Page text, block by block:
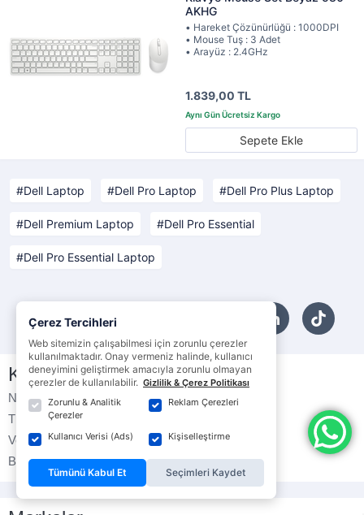
AKHG
• Hareket Çözünürlüğü : 1000DPI
• Mouse Tuş : 3 Adet
• Arayüz : 2.4GHz
1.839,00 TL
Sepete Ekle
Dell Laptop Dell Pro Laptop Dell Pro Plus Laptop
Dell Premium Laptop Dell Pro Essential
Dell Pro Essential Laptop
Kategoriler
Notebook
Bilgisayar
Tüketici Ürünleri
Veri Depolama
Çevre Birimleri
Bilgisayar Bileşenleri
Yazıcılar
Çerez Tercihleri
Web sitemizin çalışabilmesi için zorunlu çerezler
kullanılmaktadır. Onay vermeniz halinde, kullanıcı
deneyimini geliştirmek amacıyla zorunlu olmayan
çerezler de kullanılabilir. Gizlilik & Çerez Politikası
Zorunlu & Analitik
Çerezler
Reklam Çerezleri
Kullanıcı Verisi (Ads) Kişiselleştirme
Tümünü Kabul Et Seçimleri Kaydet